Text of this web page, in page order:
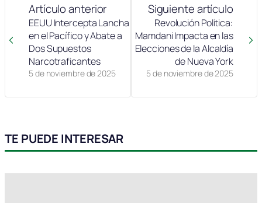
Artículo anterior
5 de noviembre de 2025
EEUU Intercepta Lancha
en el Pacífico y Abate a
Dos Supuestos
Narcotraficantes
Siguiente artículo
5 de noviembre de 2025
Revolución Política:
Mamdani Impacta en las
Elecciones de la Alcaldía
de Nueva York
TE PUEDE INTERESAR